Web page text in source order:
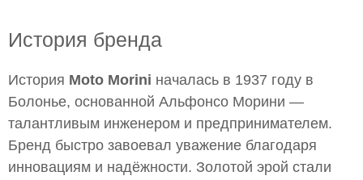
История бренда
История Moto Morini началась в 1937 году в
Болонье, основанной Альфонсо Морини —
талантливым инженером и предпринимателем.
Бренд быстро завоевал уважение благодаря
инновациям и надёжности. Золотой эрой стали